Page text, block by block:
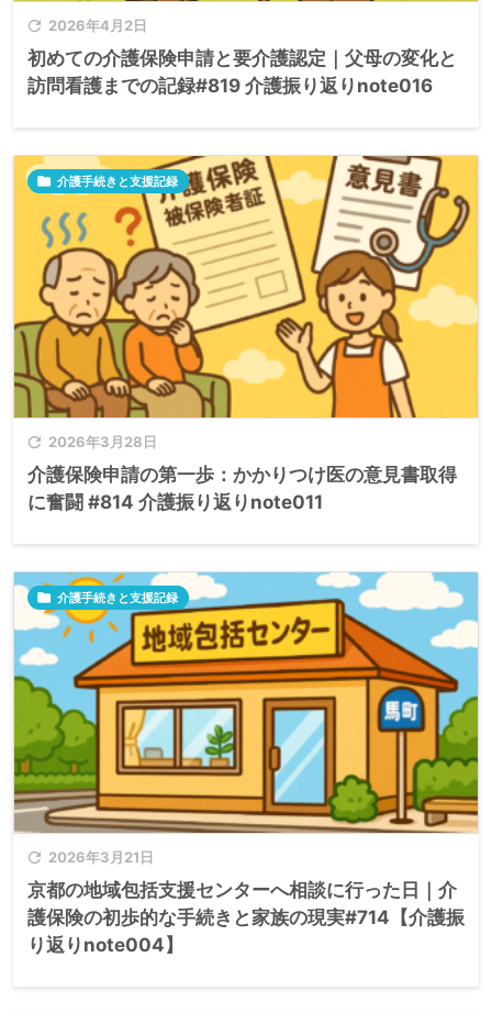
 2026年4月2日
初めての介護保険申請と要介護認定｜父母の変化と
訪問看護までの記録#819 介護振り返りnote016
 2026年3月28日
 介護手続きと支援記録
介護保険申請の第一歩：かかりつけ医の意見書取得
に奮闘 #814 介護振り返りnote011
 2026年3月21日
 介護手続きと支援記録
京都の地域包括支援センターへ相談に行った日｜介
護保険の初歩的な手続きと家族の現実#714【介護振
り返りnote004】